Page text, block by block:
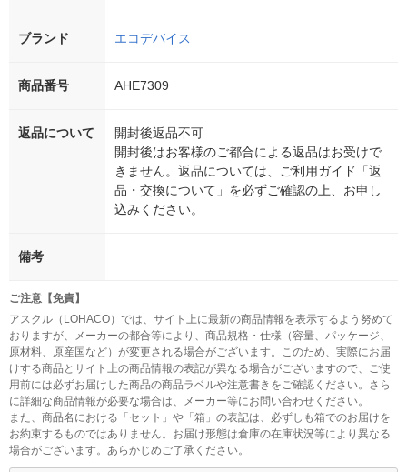
ブランド エコデバイス
商品番号 AHE7309
返品について
開封後返品不可
開封後はお客様のご都合による返品はお受けで
きません。返品については、ご利用ガイド「返
品・交換について」を必ずご確認の上、お申し
込みください。
備考
ご注意【免責】
アスクル（LOHACO）では、サイト上に最新の商品情報を表示するよう努めて
おりますが、メーカーの都合等により、商品規格・仕様（容量、パッケージ、
原材料、原産国など）が変更される場合がございます。このため、実際にお届
けする商品とサイト上の商品情報の表記が異なる場合がございますので、ご使
用前には必ずお届けした商品の商品ラベルや注意書きをご確認ください。さら
に詳細な商品情報が必要な場合は、メーカー等にお問い合わせください。
また、商品名における「セット」や「箱」の表記は、必ずしも箱でのお届けを
お約束するものではありません。お届け形態は倉庫の在庫状況等により異なる
場合がございます。あらかじめご了承ください。